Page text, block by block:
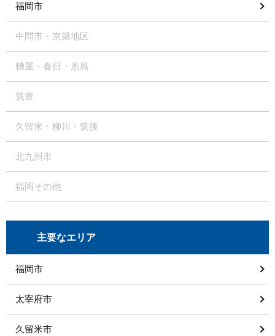
福岡市
中間市・京築地区
糟屋・春日・糸島
筑豊
久留米・柳川・筑後
北九州市
福岡その他
主要なエリア
福岡市
太宰府市
久留米市